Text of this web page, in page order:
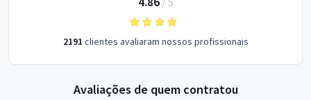
2191 clientes avaliaram nossos profissionais
Avaliações de quem contratou